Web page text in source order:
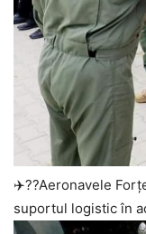
✈️??Aeronavele
suportul logistic în